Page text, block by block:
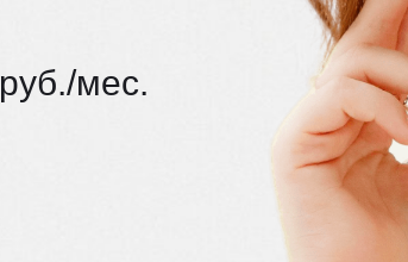
руб./мес.